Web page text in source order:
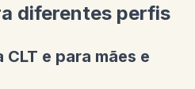
diferentes perfis
e para mães e